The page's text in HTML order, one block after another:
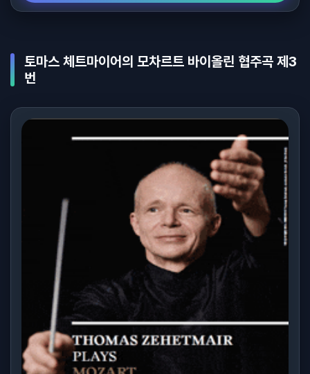
토마스 체트마이어의 모차르트 바이올린 협주곡 제3
번